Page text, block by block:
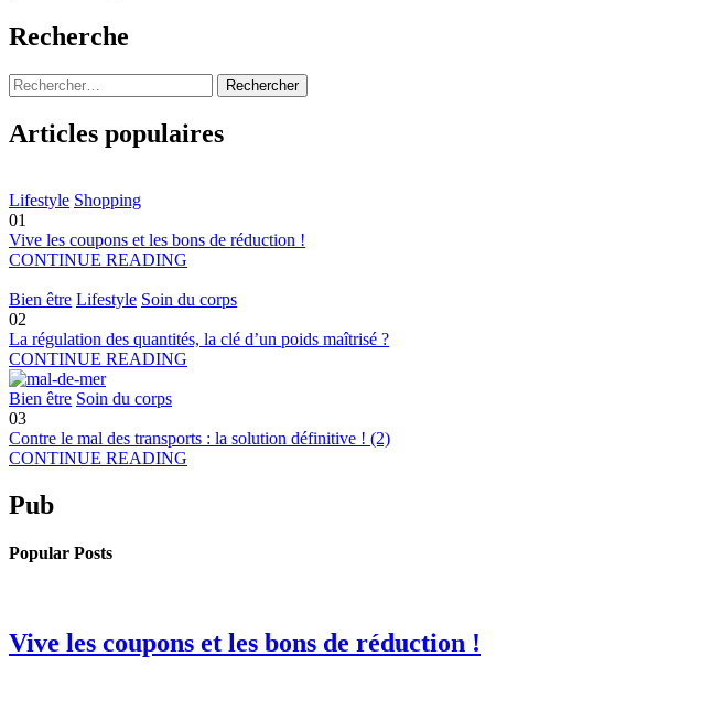
Recherche
Rechercher :
Articles populaires
Lifestyle Shopping
01
Vive les coupons et les bons de réduction !
CONTINUE READING
Bien être Lifestyle Soin du corps
02
La régulation des quantités, la clé d’un poids maîtrisé ?
CONTINUE READING
Bien être Soin du corps
03
Contre le mal des transports : la solution définitive ! (2)
CONTINUE READING
Pub
Popular Posts
Vive les coupons et les bons de réduction !